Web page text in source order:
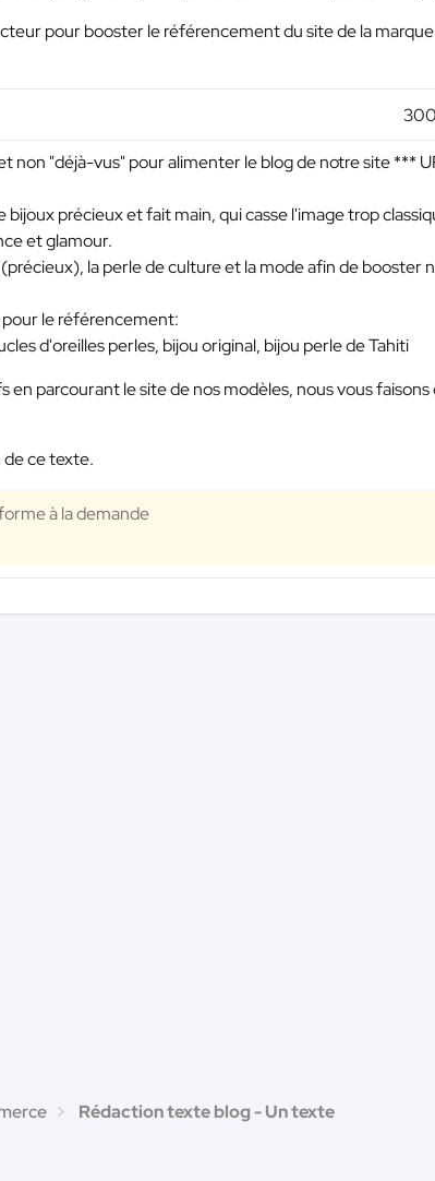
pour booster le référencement du site de la
non "déjà-vus" pour alimenter le blog de notre site***
précieux et fait main, qui casse l'image trop
et glamour.
la perle de culture et la mode afin de booster
pour le référencement:
d'oreilles perles, bijou original, bijou perle de Tahiti
en parcourant le site de nos modèles, nous vous
de ce texte.
à la demande
Rédaction texte blog - Un texte